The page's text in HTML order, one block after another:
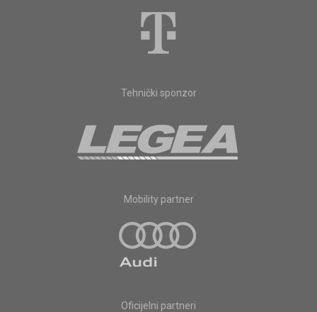
Tehnički sponzor
Mobility partner
Oficijelni partneri